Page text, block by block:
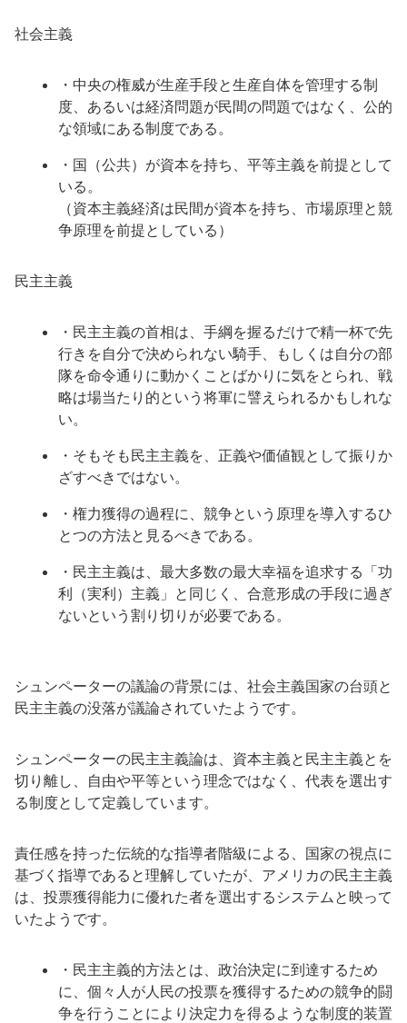
社会主義
・中央の権威が生産手段と生産自体を管理する制
度、あるいは経済問題が民間の問題ではなく、公的
な領域にある制度である。
・国（公共）が資本を持ち、平等主義を前提として
いる。
（資本主義経済は民間が資本を持ち、市場原理と競
争原理を前提としている）
民主主義
・民主主義の首相は、手綱を握るだけで精一杯で先
行きを自分で決められない騎手、もしくは自分の部
隊を命令通りに動かくことばかりに気をとられ、戦
略は場当たり的という将軍に譬えられるかもしれな
い。
・そもそも民主主義を、正義や価値観として振りか
ざすべきではない。
・権力獲得の過程に、競争という原理を導入するひ
とつの方法と見るべきである。
・民主主義は、最大多数の最大幸福を追求する「功
利（実利）主義」と同じく、合意形成の手段に過ぎ
ないという割り切りが必要である。
シュンペーターの議論の背景には、社会主義国家の台頭と
民主主義の没落が議論されていたようです。
シュンペーターの民主主義論は、資本主義と民主主義とを
切り離し、自由や平等という理念ではなく、代表を選出す
る制度として定義しています。
責任感を持った伝統的な指導者階級による、国家の視点に
基づく指導であると理解していたが、アメリカの民主主義
は、投票獲得能力に優れた者を選出するシステムと映って
いたようです。
・民主主義的方法とは、政治決定に到達するため
に、個々人が人民の投票を獲得するための競争的闘
争を行うことにより決定力を得るような制度的装置